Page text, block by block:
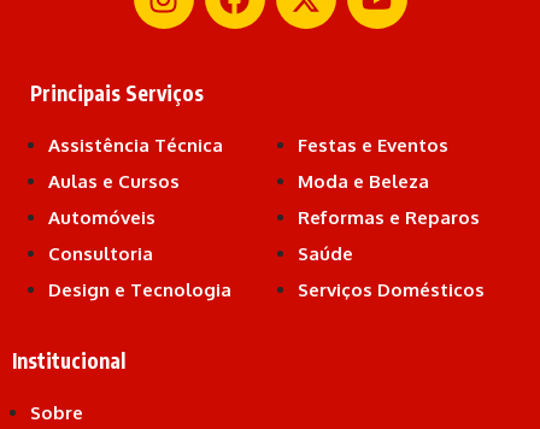
Principais Serviços
Assistência Técnica
Aulas e Cursos
Automóveis
Consultoria
Design e Tecnologia
Festas e Eventos
Moda e Beleza
Reformas e Reparos
Saúde
Serviços Domésticos
Institucional
Sobre